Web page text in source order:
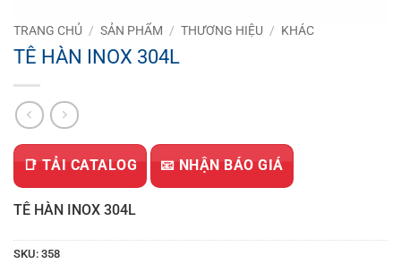
TRANG CHỦ / SẢN PHẨM / THƯƠNG HIỆU / KHÁC
TÊ HÀN INOX 304L
📑 TẢI CATALOG 📧 NHẬN BÁO GIÁ
TÊ HÀN INOX 304L
SKU: 358